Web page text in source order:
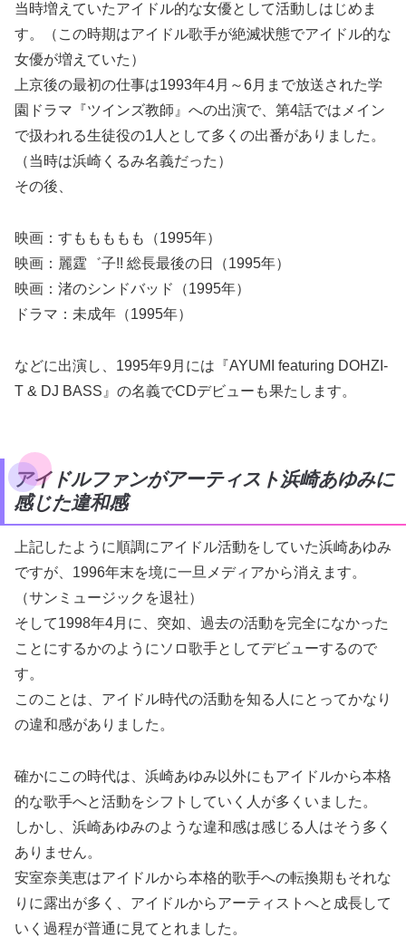
当時増えていたアイドル的な女優として活動しはじめま
す。（この時期はアイドル歌手が絶滅状態でアイドル的な
女優が増えていた）
上京後の最初の仕事は1993年4月～6月まで放送された学
園ドラマ『ツインズ教師』への出演で、第4話ではメイン
で扱われる生徒役の1人として多くの出番がありました。
（当時は浜崎くるみ名義だった）
その後、
映画：すももももも（1995年）
映画：麗霆゛子!! 総長最後の日（1995年）
映画：渚のシンドバッド（1995年）
ドラマ：未成年（1995年）
などに出演し、1995年9月には『AYUMI featuring DOHZI-
T & DJ BASS』の名義でCDデビューも果たします。
アイドルファンがアーティスト浜崎あゆみに
感じた違和感
上記したように順調にアイドル活動をしていた浜崎あゆみ
ですが、1996年末を境に一旦メディアから消えます。
（サンミュージックを退社）
そして1998年4月に、突如、過去の活動を完全になかった
ことにするかのようにソロ歌手としてデビューするので
す。
このことは、アイドル時代の活動を知る人にとってかなり
の違和感がありました。
確かにこの時代は、浜崎あゆみ以外にもアイドルから本格
的な歌手へと活動をシフトしていく人が多くいました。
しかし、浜崎あゆみのような違和感は感じる人はそう多く
ありません。
安室奈美恵はアイドルから本格的歌手への転換期もそれな
りに露出が多く、アイドルからアーティストへと成長して
いく過程が普通に見てとれました。